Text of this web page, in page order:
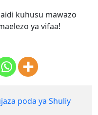
kuhusu mawazo
ya vifaa!
poda ya Shuliy